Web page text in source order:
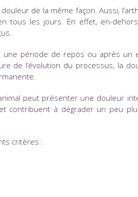
de la même façon. Aussi,
tous les jours. En effet, en-
une période de repos ou après un
de l’évolution du processus, la
peut présenter une douleur
contribuent à dégrader un peu
critères :